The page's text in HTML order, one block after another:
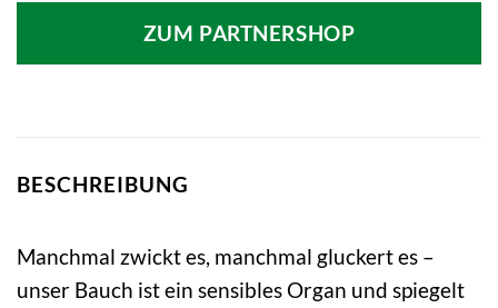
war:
12,95 €
ist:
11,98 €.
ZUM PARTNERSHOP
BESCHREIBUNG
Manchmal zwickt es, manchmal gluckert es –
unser Bauch ist ein sensibles Organ und spiegelt